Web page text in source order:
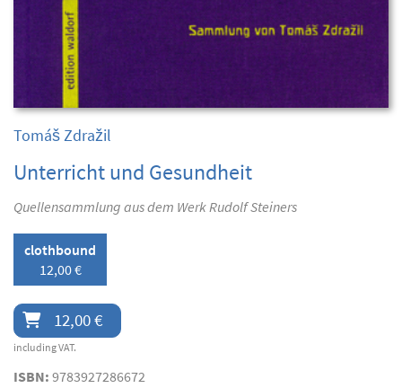
Tomáš Zdražil
Unterricht und Gesundheit
Quellensammlung aus dem Werk Rudolf Steiners
clothbound
12,00 €
12,00 €
including VAT.
ISBN: 9783927286672